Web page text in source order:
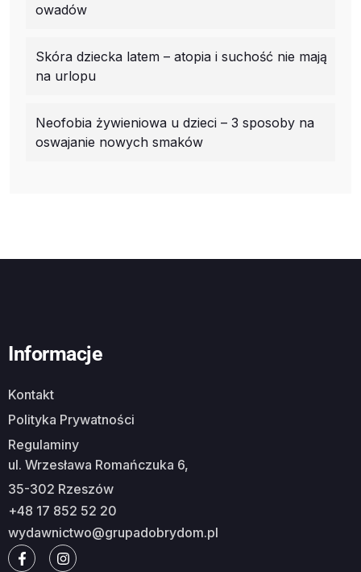
owadów
Skóra dziecka latem – atopia i suchość nie mają
na urlopu
Neofobia żywieniowa u dzieci – 3 sposoby na
oswajanie nowych smaków
Informacje
Kontakt
Polityka Prywatności
Regulaminy
ul. Wrzesława Romańczuka 6,
35-302 Rzeszów
+48 17 852 52 20
wydawnictwo@grupadobrydom.pl